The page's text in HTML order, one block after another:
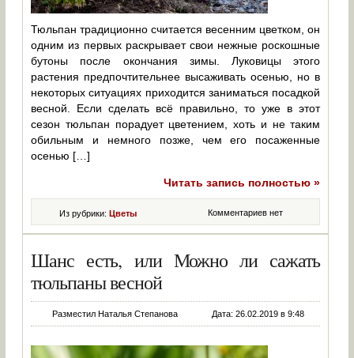
Тюльпан традиционно считается весенним цветком, он
одним из первых раскрывает свои нежные роскошные
бутоны после окончания зимы. Луковицы этого
растения предпочтительнее высаживать осенью, но в
некоторых ситуациях приходится заниматься посадкой
весной. Если сделать всё правильно, то уже в этот
сезон тюльпан порадует цветением, хоть и не таким
обильным и немного позже, чем его посаженные
осенью […]
Читать запись полностью »
Комментариев нет
Из рубрики:Цветы
Шанс есть, или Можно ли сажать
тюльпаны весной
Разместил Наталья Степанова Дата: 26.02.2019 в 9:48